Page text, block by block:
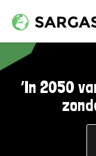
‘In 2050